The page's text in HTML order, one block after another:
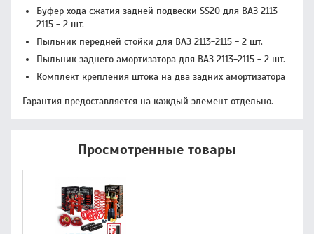
Буфер хода сжатия задней подвески SS20 для ВАЗ 2113-
2115 - 2 шт.
Пыльник передней стойки для ВАЗ 2113-2115 - 2 шт.
Пыльник заднего амортизатора для ВАЗ 2113-2115 - 2 шт.
Комплект крепления штока на два задних амортизатора
Гарантия предоставляется на каждый элемент отдельно.
Просмотренные товары